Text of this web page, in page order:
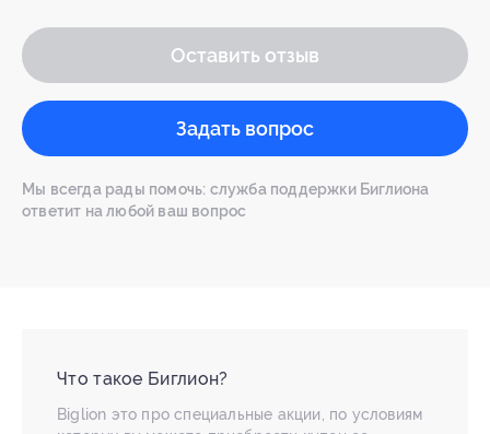
Оставить отзыв
Задать вопрос
Мы всегда рады помочь: служба поддержки Биглиона
ответит на любой ваш вопрос
Что такое Биглион?
Biglion это про специальные акции, по условиям